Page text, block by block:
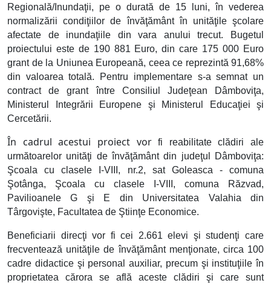
Regională/Inundaţii, pe o durată de 15 luni, în vederea
normalizării condiţiilor de învăţământ în unităţile şcolare
afectate de inundaţiile din vara anului trecut. Bugetul
proiectului este de 190 881 Euro, din care 175 000 Euro
grant de la Uniunea Europeană, ceea ce reprezintă 91,68%
din valoarea totală. Pentru implementare s-a semnat un
contract de grant între Consiliul Judeţean Dâmboviţa,
Ministerul Integrării Europene şi Ministerul Educaţiei şi
Cercetării.
În cadrul acestui proiect vorfi reabilitate clădiri ale
următoarelor unităţi de învăţământ din judeţul Dâmboviţa:
Şcoala cu clasele I-VIII, nr.2, sat Goleasca - comuna
Şotânga, Şcoala cu clasele I-VIII, comuna Răzvad,
Pavilioanele G şi E din Universitatea Valahia din
Târgovişte, Facultatea de Ştiinţe Economice.
Beneficiarii direcţi vor fi cei 2.661 elevi şi studenţi care
frecventează unităţile de învăţământ menţionate, circa 100
cadre didactice şi personal auxiliar, precum şi instituţiile în
proprietatea cărora se află aceste clădiri şi care sunt